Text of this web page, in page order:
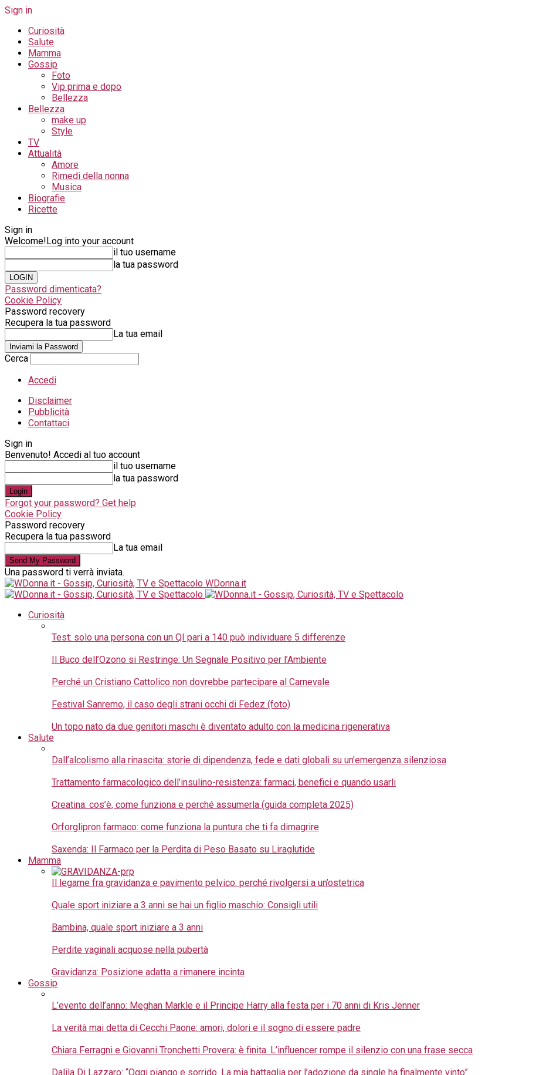
Sign in
Curiosità
Salute
Mamma
Gossip
Foto
Vip prima e dopo
Bellezza
Bellezza
make up
Style
TV
Attualità
Amore
Rimedi della nonna
Musica
Biografie
Ricette
Sign in
Welcome!Log into your account
il tuo username
la tua password
Password dimenticata?
Cookie Policy
Password recovery
Recupera la tua password
La tua email
Cerca
Accedi
Disclaimer
Pubblicità
Contattaci
Sign in
Benvenuto! Accedi al tuo account
il tuo username
la tua password
Forgot your password? Get help
Cookie Policy
Password recovery
Recupera la tua password
La tua email
Una password ti verrà inviata.
WDonna.it
Curiosità
Test: solo una persona con un QI pari a 140 può individuare 5 differenze
Il Buco dell’Ozono si Restringe: Un Segnale Positivo per l’Ambiente
Perché un Cristiano Cattolico non dovrebbe partecipare al Carnevale
Festival Sanremo, il caso degli strani occhi di Fedez (foto)
Un topo nato da due genitori maschi è diventato adulto con la medicina rigenerativa
Salute
Dall’alcolismo alla rinascita: storie di dipendenza, fede e dati globali su un’emergenza silenziosa
Trattamento farmacologico dell’insulino-resistenza: farmaci, benefici e quando usarli
Creatina: cos’è, come funziona e perché assumerla (guida completa 2025)
Orforglipron farmaco: come funziona la puntura che ti fa dimagrire
Saxenda: Il Farmaco per la Perdita di Peso Basato su Liraglutide
Mamma
Il legame fra gravidanza e pavimento pelvico: perché rivolgersi a un’ostetrica
Quale sport iniziare a 3 anni se hai un figlio maschio: Consigli utili
Bambina, quale sport iniziare a 3 anni
Perdite vaginali acquose nella pubertà
Gravidanza: Posizione adatta a rimanere incinta
Gossip
L’evento dell’anno: Meghan Markle e il Principe Harry alla festa per i 70 anni di Kris Jenner
La verità mai detta di Cecchi Paone: amori, dolori e il sogno di essere padre
Chiara Ferragni e Giovanni Tronchetti Provera: è finita. L’influencer rompe il silenzio con una frase secca
Dalila Di Lazzaro: “Oggi piango e sorrido. La mia battaglia per l’adozione da single ha finalmente vinto”